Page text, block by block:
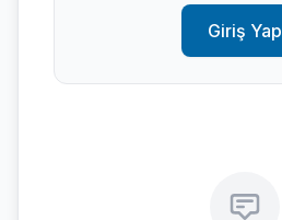
Giriş Yap